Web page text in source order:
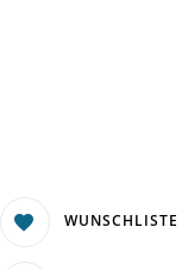
WUNSCHLISTE